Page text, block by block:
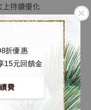
折優惠
15元回饋金
費
持續優化